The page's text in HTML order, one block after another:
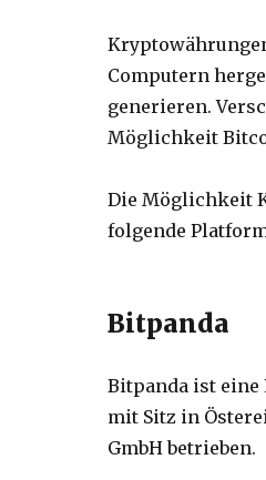
Computern
generieren.
Möglichkeit
Die Möglichkeit
folgende
Bitpanda
Bitpanda ist eine
mit Sitz in
GmbH betrieben.